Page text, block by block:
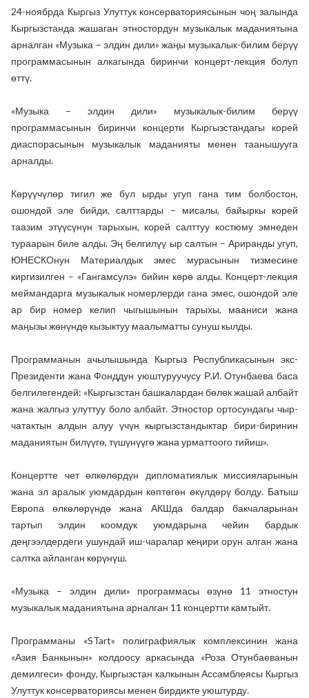
24-ноябрда Кыргыз Улуттук консерваториясынын чоң залында
Кыргызстанда жашаган этностордун музыкалык маданиятына
арналган «Музыка – элдин дили» жаңы музыкалык-билим берүү
программасынын алкагында биринчи концерт-лекция болуп
өттү.
«Музыка – элдин дили» музыкалык-билим берүү
программасынын биринчи концерти Кыргызстандагы корей
диаспорасынын музыкалык маданияты менен таанышууга
арналды.
Көрүүчүлөр тигил же бул ырды угуп гана тим болбостон,
ошондой эле бийди, салттарды – мисалы, байыркы корей
таазим этүүсүнүн тарыхын, корей салттуу костюму эмнеден
тураарын биле алды. Эң белгилүү ыр салтын – Ариранды угуп,
ЮНЕСКОнун Материалдык эмес мурасынын тизмесине
киргизилген – «Гангамсулэ» бийин көрө алды. Концерт-лекция
меймандарга музыкалык номерлерди гана эмес, ошондой эле
ар бир номер келип чыгышынын тарыхы, мааниси жана
маңызы жөнүндө кызыктуу маалыматты сунуш кылды.
Программанын ачылышында Кыргыз Республикасынын экс-
Президенти жана Фонддун уюштуруучусу Р.И. Отунбаева баса
белгилегендей: «Кыргызстан башкалардан бөлөк жашай албайт
жана жалгыз улуттуу боло албайт. Этностор ортосундагы чыр-
чатактын алдын алуу үчүн кыргызстандыктар бири-биринин
маданиятын билүүгө, түшүнүүгө жана урматтоого тийиш».
Концертте чет өлкөлөрдүн дипломатиялык миссияларынын
жана эл аралык уюмдардын көптөгөн өкүлдөрү болду. Батыш
Европа өлкөлөрүндө жана АКШда балдар бакчаларынан
тартып элдин коомдук уюмдарына чейин бардык
деңгээлдердеги ушундай иш-чаралар кеңири орун алган жана
салтка айланган көрүнүш.
«Музыка – элдин дили» программасы өзүнө 11 этностун
музыкалык маданиятына арналган 11 концертти камтыйт.
Программаны «STart» полиграфиялык комплексинин жана
«Азия Банкынын» колдоосу аркасында «Роза Отунбаеванын
демилгеси» фонду, Кыргызстан калкынын Ассамблеясы Кыргыз
Улуттук консерваториясы менен бирдикте уюштурду.